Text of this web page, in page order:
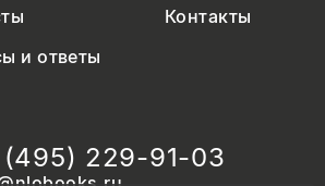
Контакты
и ответы
(495) 229-91-03